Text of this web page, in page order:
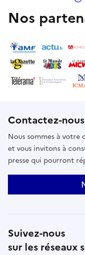
Nos
Contactez-nous
Nous sommes à
et vous invitons à
presse qui pourront
Suivez-nous
sur les réseaux